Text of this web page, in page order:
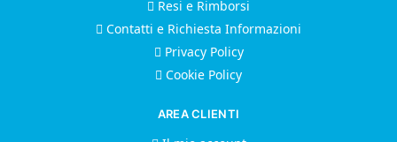
Resi e Rimborsi
Contatti e Richiesta Informazioni
Privacy Policy
Cookie Policy
AREA CLIENTI